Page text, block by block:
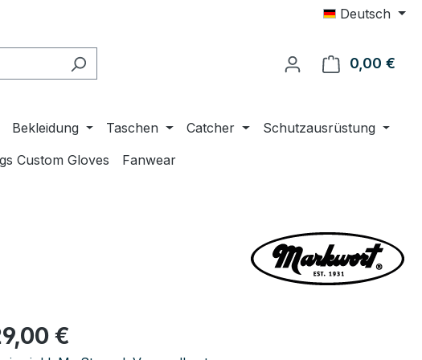
Deutsch
0,00 €
Bekleidung Taschen Catcher
Schutzausrüstung
Custom Gloves Fanwear
Preis:
€